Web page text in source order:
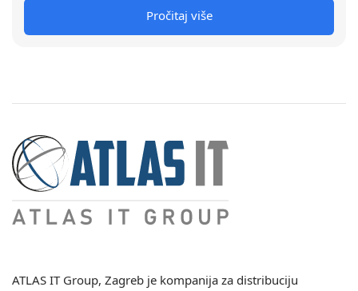
Pročitaj više
ATLAS IT Group, Zagreb je kompanija za distribuciju